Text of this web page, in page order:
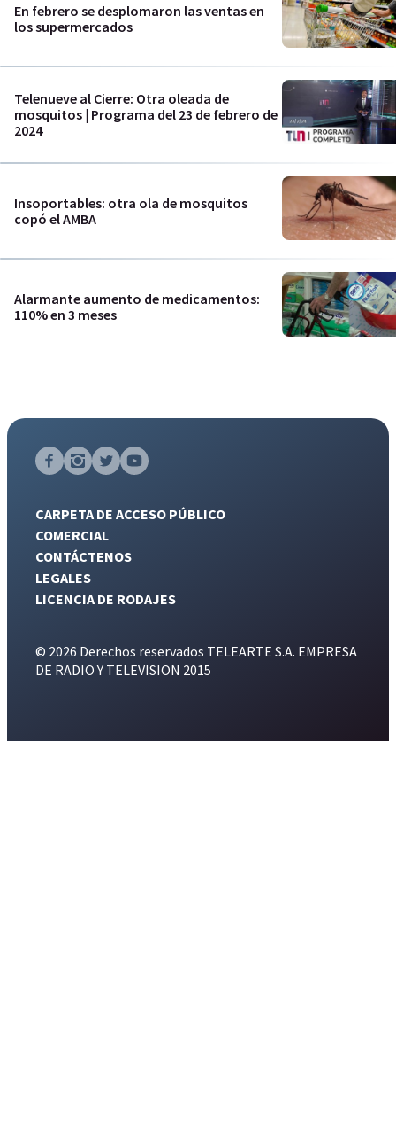
En febrero se desplomaron las ventas en
los supermercados
Telenueve al Cierre: Otra oleada de
mosquitos | Programa del 23 de febrero de
2024
Insoportables: otra ola de mosquitos
copó el AMBA
Alarmante aumento de medicamentos:
110% en 3 meses
CARPETA DE ACCESO PÚBLICO
COMERCIAL
CONTÁCTENOS
LEGALES
LICENCIA DE RODAJES
© 2026 Derechos reservados TELEARTE S.A. EMPRESA
DE RADIO Y TELEVISION 2015